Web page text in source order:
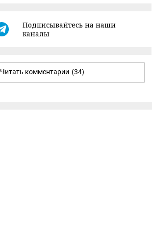
Подписывайтесь на наши
каналы
Читать комментарии (34)